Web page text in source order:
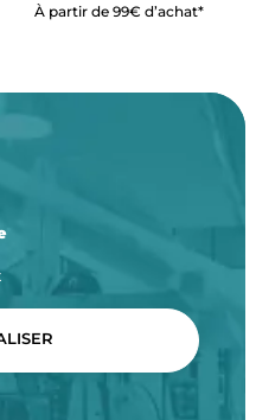
À partir de 99€ d’achat*